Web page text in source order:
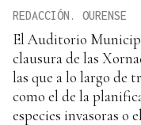
REDACCIÓN. OURENSE
El Auditorio
clausura de las
las que a lo largo de
como el de la
especies invasoras o